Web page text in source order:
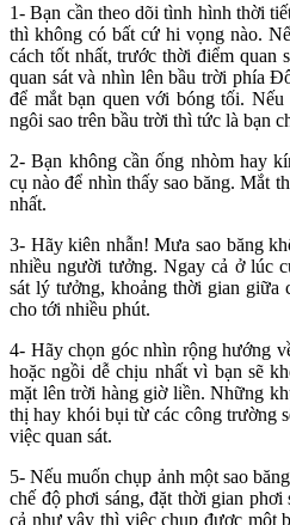
1- Bạn cần theo dõi tình hình thời
thì không có bất cứ hi vọng nào.
cách tốt nhất, trước thời điểm quan
quan sát và nhìn lên bầu trời phía
để mắt bạn quen với bóng tối.
ngôi sao trên bầu trời thì tức là bạn
2- Bạn không cần ống nhòm hay
cụ nào để nhìn thấy sao băng. Mắt
nhất.
3- Hãy kiên nhẫn! Mưa sao băng
nhiều người tưởng. Ngay cả ở lúc
sát lý tưởng, khoảng thời gian giữa
cho tới nhiều phút.
4- Hãy chọn góc nhìn rộng hướng
hoặc ngồi dễ chịu nhất vì bạn sẽ
mặt lên trời hàng giờ liền. Những
thị hay khói bụi từ các công trường
việc quan sát.
5- Nếu muốn chụp ảnh một sao
chế độ phơi sáng, đặt thời gian
cả như vậy thì việc chụp được một